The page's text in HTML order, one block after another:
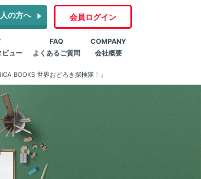
の方へ 会員ログイン
ビュー
FAQ
よくあるご質問
COMPANY
会社概要
BOOKS 世界おどろき探検隊！』